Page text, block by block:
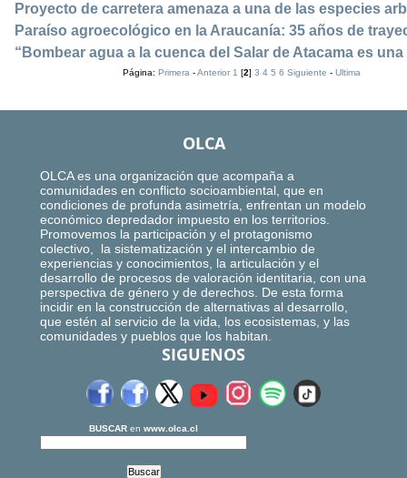
Proyecto de carretera amenaza a una de las especies
Paraíso agroecológico en la Araucanía: 35 años de
“Bombear agua a la cuenca del Salar de Atacama es
Página:Primera -Anterior 1 [2]3 4 5 6 Siguiente -Ultima
OLCA
OLCA es una organización que acompaña a
comunidades en conflicto socioambiental, que en
condiciones de profunda asimetría, enfrentan un modelo
económico depredador impuesto en los territorios.
Promovemos la participación y el protagonismo
colectivo, la sistematización y el intercambio de
experiencias y conocimientos, la articulación y el
desarrollo de procesos de valoración identitaria, con una
perspectiva de género y de derechos. De esta forma
incidir en la construcción de alternativas al desarrollo,
que estén al servicio de la vida, los ecosistemas, y las
comunidades y pueblos que los habitan.
SIGUENOS
BUSCAR en www.olca.cl